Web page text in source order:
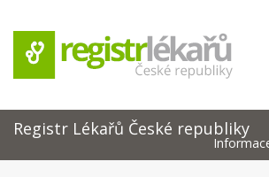
Registr Lékařů České republiky